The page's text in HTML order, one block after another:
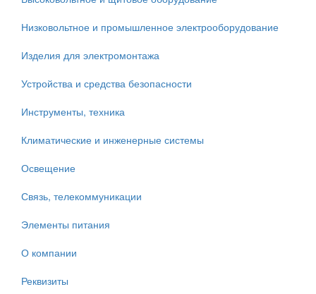
Низковольтное и промышленное электрооборудование
Изделия для электромонтажа
Устройства и средства безопасности
Инструменты, техника
Климатические и инженерные системы
Освещение
Связь, телекоммуникации
Элементы питания
О компании
Реквизиты